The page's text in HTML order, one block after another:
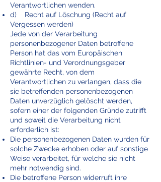
Verantwortlichen wenden.
d) Recht auf Löschung (Recht auf
Vergessen werden)
Jede von der Verarbeitung
personenbezogener Daten betroffene
Person hat das vom Europäischen
Richtlinien- und Verordnungsgeber
gewährte Recht, von dem
Verantwortlichen zu verlangen, dass die
sie betreffenden personenbezogenen
Daten unverzüglich gelöscht werden,
sofern einer der folgenden Gründe zutrifft
und soweit die Verarbeitung nicht
erforderlich ist:
Die personenbezogenen Daten wurden für
solche Zwecke erhoben oder auf sonstige
Weise verarbeitet, für welche sie nicht
mehr notwendig sind.
Die betroffene Person widerruft ihre